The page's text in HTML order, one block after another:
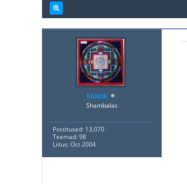
Müstik
Shambalas
Postitused: 13,070
Teemad: 98
Liitus: Oct 2004